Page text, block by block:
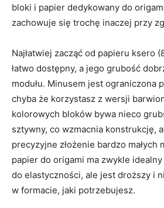
bloki i papier dedykowany do
zachowuje się trochę inaczej przy
Najłatwiej zacząć od papieru ksero
łatwo dostępny, a jego grubość
modułu. Minusem jest ograniczona
chyba że korzystasz z wersji
kolorowych bloków bywa nieco
sztywny, co wzmacnia konstrukcję,
precyzyjne złożenie bardzo małych
papier do origami ma zwykle
do elastyczności, ale jest droższy i
w formacie, jaki potrzebujesz.